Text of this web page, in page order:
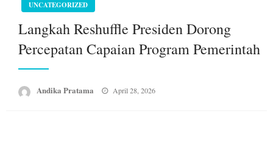
UNCATEGORIZED
Langkah Reshuffle Presiden Dorong
Percepatan Capaian Program Pemerintah
Andika Pratama
Posted
April 28, 2026